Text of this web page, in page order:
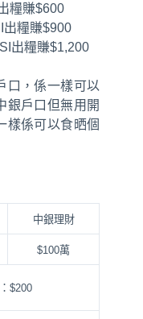
糧賺$600
出糧賺$900
出糧賺$1,200
口，係一樣可以
銀戶口但無用開
樣係可以食晒個
中銀理財
$100萬
$200